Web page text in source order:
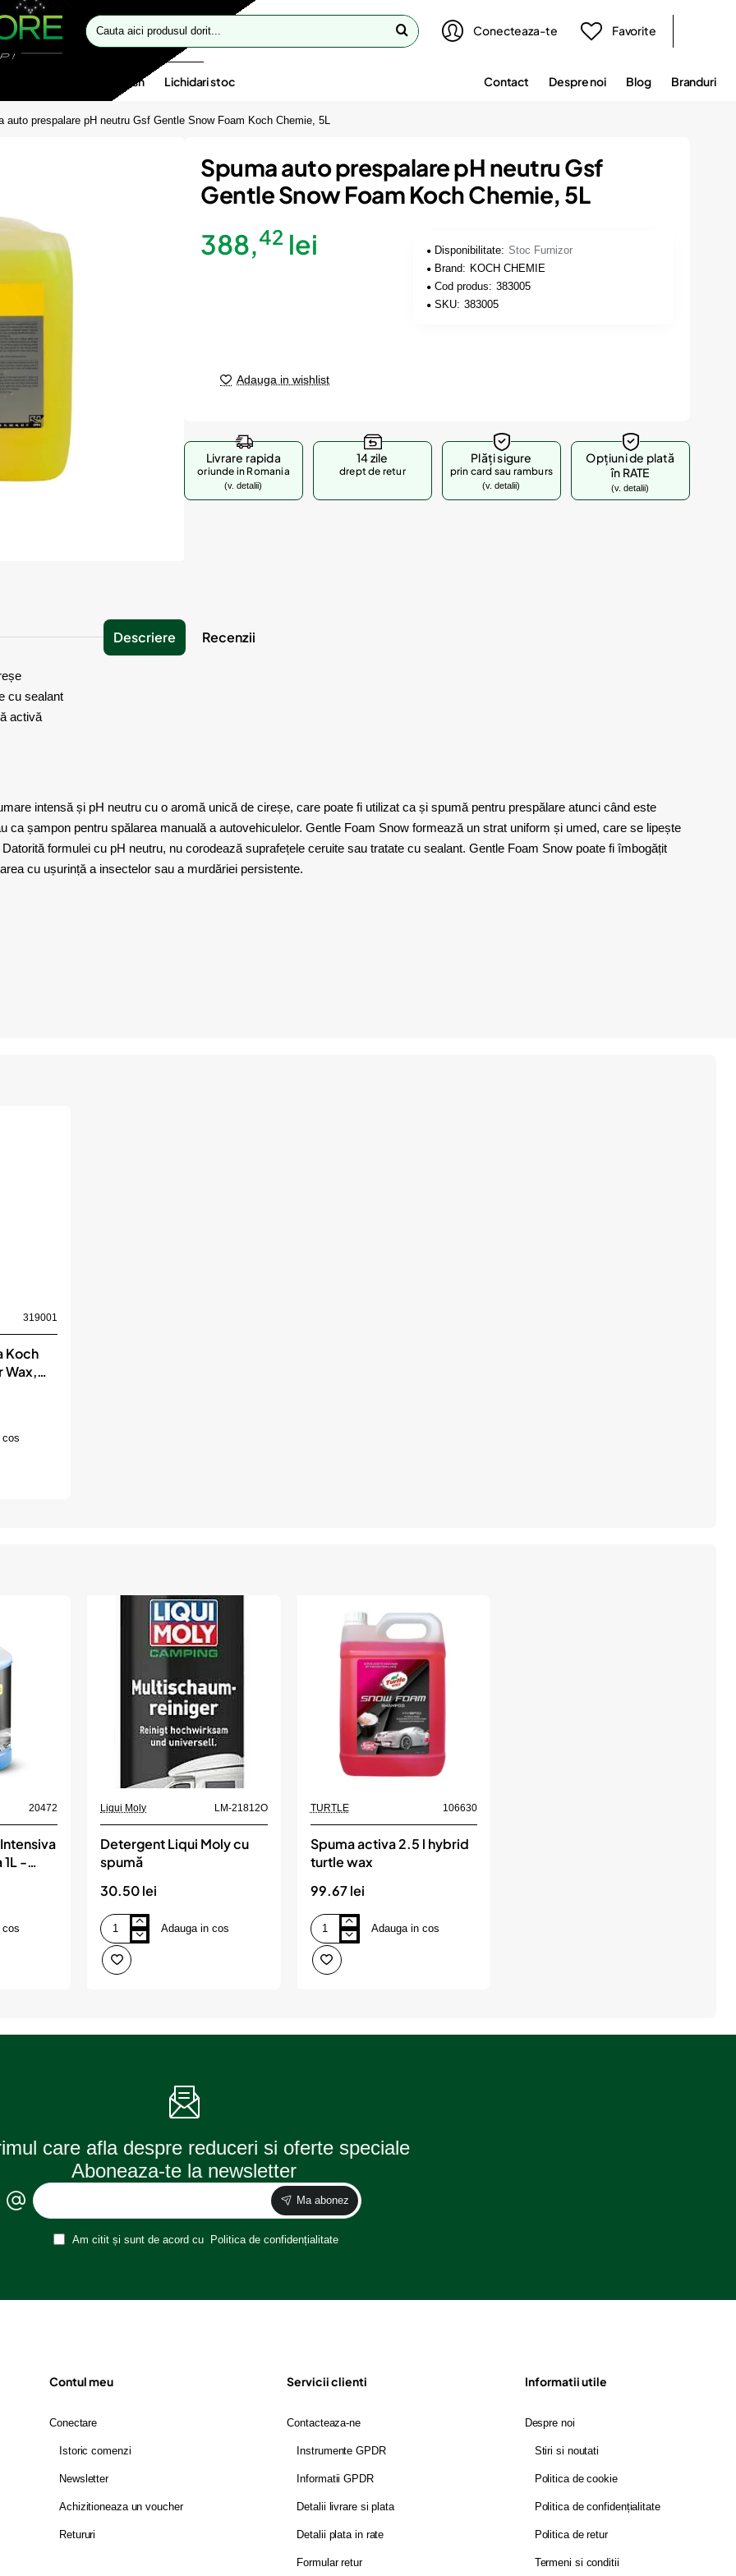
Cauta
aici
Conecteaza-te Favorite
Oferte flash Lichidari stoc Contact Despre noi Blog Branduri
auto prespalare pH neutru Gsf Gentle Snow Foam Koch Chemie, 5L
Spuma auto prespalare pH neutru Gsf
Gentle Snow Foam Koch Chemie, 5L
388,42 lei Disponibilitate: Stoc Furnizor
Brand: KOCH CHEMIE
Cod produs: 383005
SKU: 383005
Adauga in wishlist
Livrare rapida
oriunde in Romania
(v. detalii)
14 zile
drept de retur
Plăți sigure
prin card sau ramburs
(v. detalii)
Opțiuni de plată
în RATE
(v. detalii)
Descriere Recenzii
cu sealant
activă
intensă și pH neutru cu o aromă unică de cireșe, care poate fi utilizat ca și spumă pentru prespălare atunci când este
ca șampon pentru spălarea manuală a autovehiculelor. Gentle Foam Snow formează un strat uniform și umed, care se lipește
formulei cu pH neutru, nu corodează suprafețele ceruite sau tratate cu sealant. Gentle Foam Snow poate fi îmbogățit
cu ușurință a insectelor sau a murdăriei persistente.
319001
Koch
Wax,
cos
20472
1L -
cos
Liqui Moly LM-21812O
Detergent Liqui Moly cu
spumă
30.50 lei
Detergent
Liqui
Moly
cu
Adauga in cos
TURTLE 106630
Spuma activa 2.5 l hybrid
turtle wax
99.67 lei
Spuma
activa
2.5
Adauga in cos
care afla despre reduceri si oferte speciale
Aboneaza-te la newsletter
Ma abonez
Am citit și sunt de acord cu Politica de confidențialitate
Contul meu
Conectare
Istoric comenzi
Newsletter
Achizitioneaza un voucher
Retururi
Servicii clienti
Contacteaza-ne
Instrumente GPDR
Informatii GPDR
Detalii livrare si plata
Detalii plata in rate
Formular retur
Informatii utile
Despre noi
Stiri si noutati
Politica de cookie
Politica de confidențialitate
Politica de retur
Termeni si conditii